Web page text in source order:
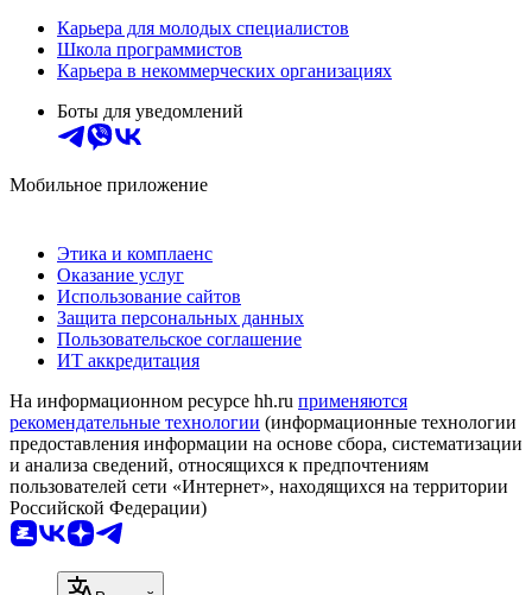
Карьера для молодых специалистов
Школа программистов
Карьера в некоммерческих организациях
Боты для уведомлений
Мобильное приложение
Этика и комплаенс
Оказание услуг
Использование сайтов
Защита персональных данных
Пользовательское соглашение
ИТ аккредитация
На информационном ресурсе hh.ru применяются
рекомендательные технологии (информационные технологии
предоставления информации на основе сбора, систематизации
и анализа сведений, относящихся к предпочтениям
пользователей сети «Интернет», находящихся на территории
Российской Федерации)